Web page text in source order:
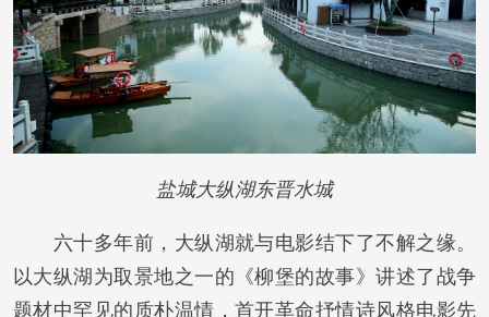
盐城大纵湖东晋水城
六十多年前，大纵湖就与电影结下了不解之缘。
以大纵湖为取景地之一的《柳堡的故事》讲述了战争
题材中罕见的质朴温情，首开革命抒情诗风格电影先